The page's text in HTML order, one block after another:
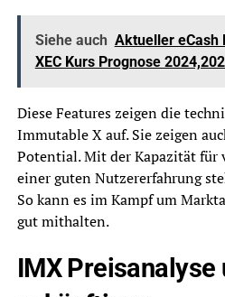
Siehe auch Aktueller eCash
XEC Kurs Prognose
Diese Features zeigen die
Immutable X auf. Sie zeigen
Potential. Mit der Kapazität für
einer guten Nutzererfahrung
So kann es im Kampf um
gut mithalten.
IMX Preisanalyse